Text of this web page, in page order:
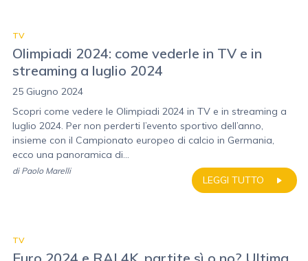
TV
Olimpiadi 2024: come vederle in TV e in
streaming a luglio 2024
25 Giugno 2024
Scopri come vedere le Olimpiadi 2024 in TV e in streaming a
luglio 2024. Per non perderti l’evento sportivo dell’anno,
insieme con il Campionato europeo di calcio in Germania,
ecco una panoramica di...
LEGGI TUTTO
di Paolo Marelli
TV